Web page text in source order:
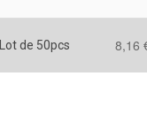
Lot de 50pcs 8,16